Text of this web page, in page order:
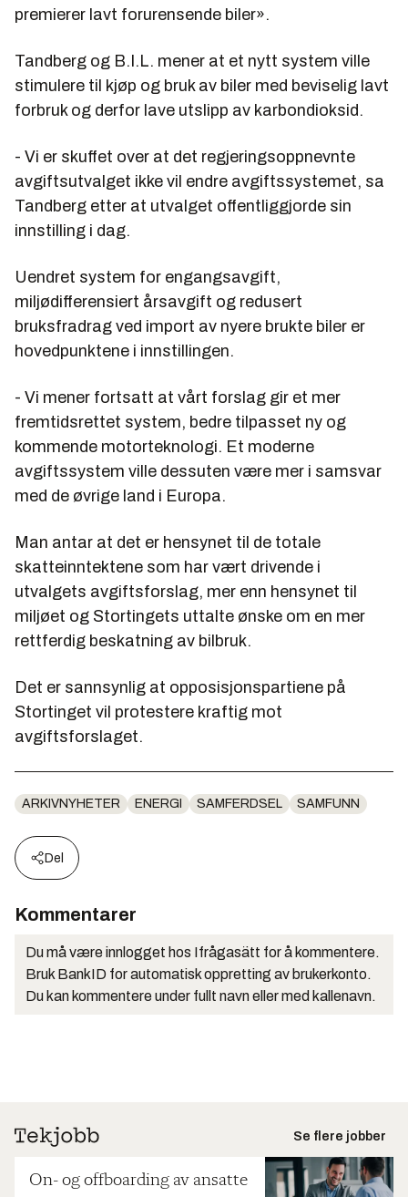
premierer lavt forurensende biler».
Tandberg og B.I.L. mener at et nytt system ville
stimulere til kjøp og bruk av biler med beviselig lavt
forbruk og derfor lave utslipp av karbondioksid.
- Vi er skuffet over at det regjeringsoppnevnte
avgiftsutvalget ikke vil endre avgiftssystemet, sa
Tandberg etter at utvalget offentliggjorde sin
innstilling i dag.
Uendret system for engangsavgift,
miljødifferensiert årsavgift og redusert
bruksfradrag ved import av nyere brukte biler er
hovedpunktene i innstillingen.
- Vi mener fortsatt at vårt forslag gir et mer
fremtidsrettet system, bedre tilpasset ny og
kommende motorteknologi. Et moderne
avgiftssystem ville dessuten være mer i samsvar
med de øvrige land i Europa.
Man antar at det er hensynet til de totale
skatteinntektene som har vært drivende i
utvalgets avgiftsforslag, mer enn hensynet til
miljøet og Stortingets uttalte ønske om en mer
rettferdig beskatning av bilbruk.
Det er sannsynlig at opposisjonspartiene på
Stortinget vil protestere kraftig mot
avgiftsforslaget.
ARKIVNYHETER ENERGI SAMFERDSEL SAMFUNN
Del
Kommentarer
Du må være innlogget hos Ifrågasätt for å kommentere.
Bruk BankID for automatisk oppretting av brukerkonto.
Du kan kommentere under fullt navn eller med kallenavn.
Se flere jobber
On- og offboarding av ansatte